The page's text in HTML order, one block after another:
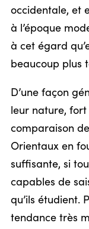
occidentale, et
à l’époque
à cet égard
beaucoup plus
D’une façon
leur nature,
comparaison
Orientaux en
suffisante, si
capables de
qu’ils étudient.
tendance très